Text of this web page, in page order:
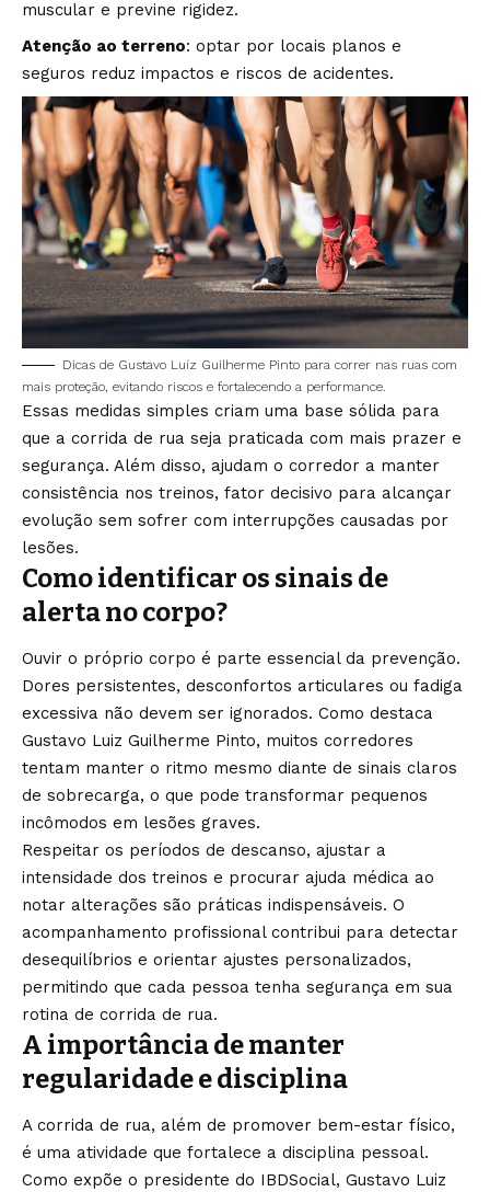
muscular e previne rigidez.
Atenção ao terreno: optar por locais planos e
seguros reduz impactos e riscos de acidentes.
Dicas de Gustavo Luíz Guilherme Pinto para correr nas ruas com
mais proteção, evitando riscos e fortalecendo a performance.
Essas medidas simples criam uma base sólida para
que a corrida de rua seja praticada com mais prazer e
segurança. Além disso, ajudam o corredor a manter
consistência nos treinos, fator decisivo para alcançar
evolução sem sofrer com interrupções causadas por
lesões.
Como identificar os sinais de
alerta no corpo?
Ouvir o próprio corpo é parte essencial da prevenção.
Dores persistentes, desconfortos articulares ou fadiga
excessiva não devem ser ignorados. Como destaca
Gustavo Luiz Guilherme Pinto, muitos corredores
tentam manter o ritmo mesmo diante de sinais claros
de sobrecarga, o que pode transformar pequenos
incômodos em lesões graves.
Respeitar os períodos de descanso, ajustar a
intensidade dos treinos e procurar ajuda médica ao
notar alterações são práticas indispensáveis. O
acompanhamento profissional contribui para detectar
desequilíbrios e orientar ajustes personalizados,
permitindo que cada pessoa tenha segurança em sua
rotina de corrida de rua.
A importância de manter
regularidade e disciplina
A corrida de rua, além de promover bem-estar físico,
é uma atividade que fortalece a disciplina pessoal.
Como expõe o presidente do IBDSocial, Gustavo Luiz